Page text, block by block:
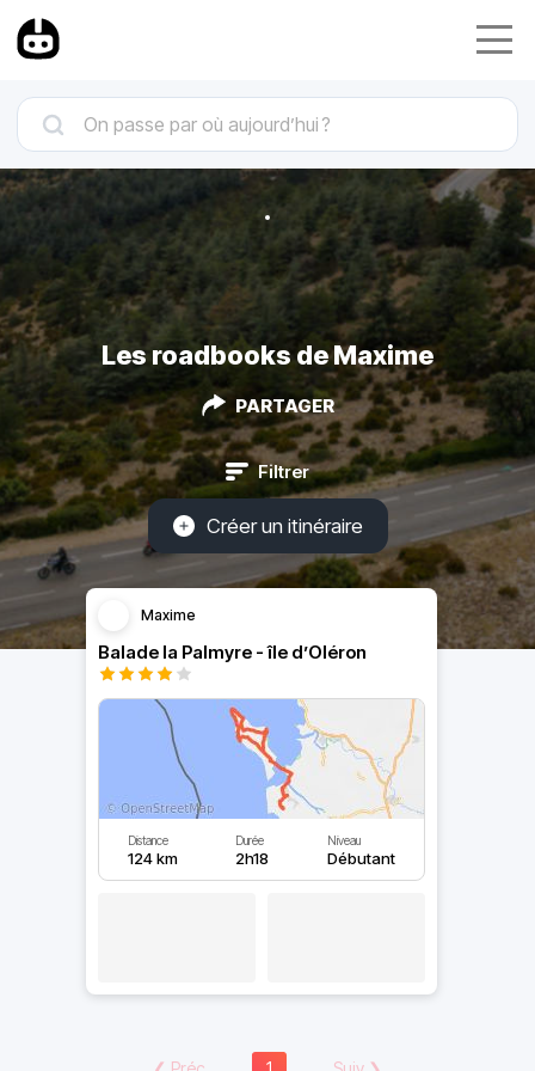
Les roadbooks de Maxime
PARTAGER
Filtrer
Créer un itinéraire
Maxime
Balade la Palmyre - île d’Oléron
Distance
124 km
Durée
2h18
Niveau
Débutant